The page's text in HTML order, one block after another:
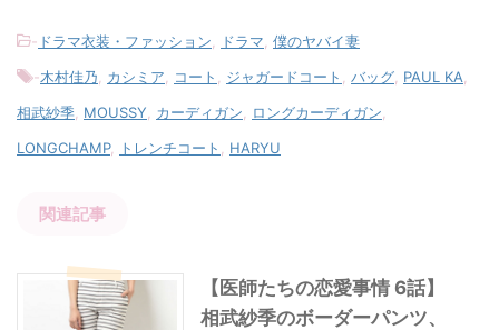
- ドラマ衣装・ファッション ドラマ 僕のヤバイ妻
-木村佳乃 カシミア コート ジャガードコート バッグ PAUL KA
相武紗季 MOUSSY カーディガン ロングカーディガン
LONGCHAMP, トレンチコート HARYU
関連記事
【医師たちの恋愛事情 6話】
相武紗季のボーダーパンツ、